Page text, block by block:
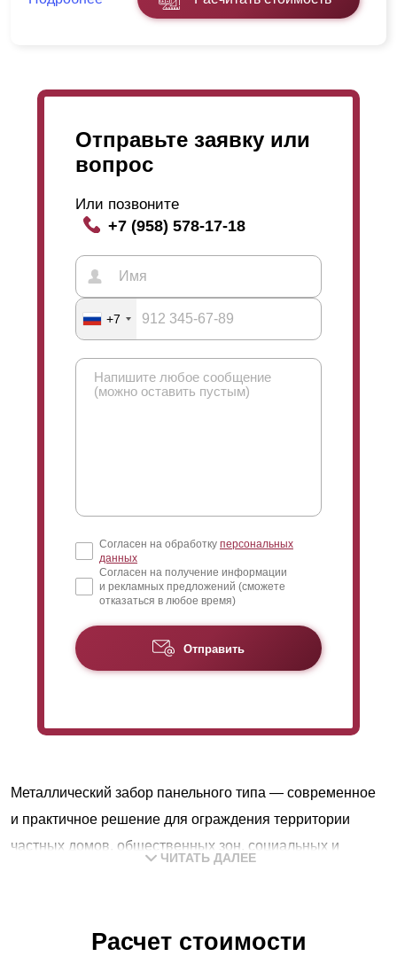
Отправьте заявку или
вопрос
Или позвоните
+7 (958) 578-17-18
+7
Согласен на обработку персональных
данных
Согласен на получение информации
и рекламных предложений (сможете
отказаться в любое время)
Отправить
Металлический забор панельного типа — современное
и практичное решение для ограждения территории
частных домов, общественных зон, социальных и
солнечного света и потоков воздуха на участок,
ЧИТАТЬ ДАЛЕЕ
Расчет стоимости